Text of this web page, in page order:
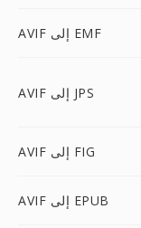
AVIF إلى EMF
AVIF إلى JPS
AVIF إلى FIG
AVIF إلى EPUB